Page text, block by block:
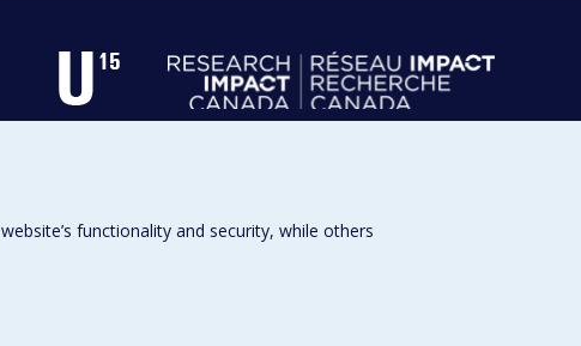
functionality and security, while others